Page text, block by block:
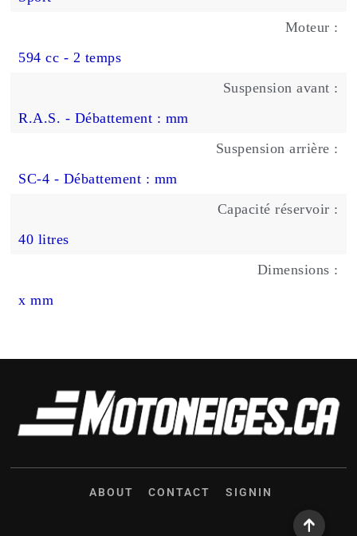
Moteur :
594 cc - 2 temps
Suspension avant :
R.A.S. - Débattement : mm
Suspension arrière :
SC-4 - Débattement : mm
Capacité réservoir :
40 litres
Dimensions :
x mm
ABOUT CONTACT SIGNIN